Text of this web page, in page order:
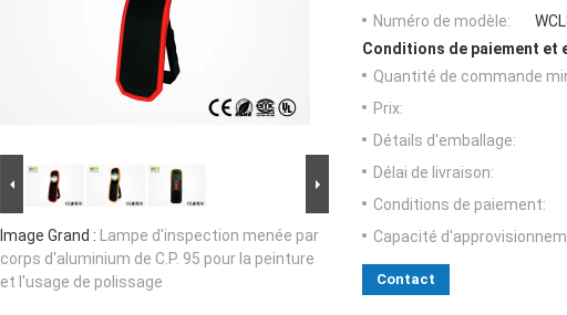
Image Grand : Lampe d'inspection menée par
corps d'aluminium de C.P. 95 pour la peinture
et l'usage de polissage
Numéro de modèle:
Conditions de paiement et
Quantité de commande
Prix:
Détails d'emballage:
Délai de livraison:
Conditions de paiement:
Capacité
Contact